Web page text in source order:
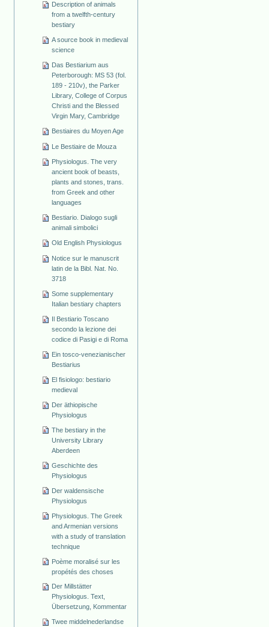
Description of animals
from a twelfth-century
bestiary
A source book in medieval
science
Das Bestiarium aus
Peterborough: MS 53 (fol.
189 - 210v), the Parker
Library, College of Corpus
Christi and the Blessed
Virgin Mary, Cambridge
Bestiaires du Moyen Age
Le Bestiaire de Mouza
Physiologus. The very
ancient book of beasts,
plants and stones, trans.
from Greek and other
languages
Bestiario. Dialogo sugli
animali simbolici
Old English Physiologus
Notice sur le manuscrit
latin de la Bibl. Nat. No.
3718
Some supplementary
Italian bestiary chapters
Il Bestiario Toscano
secondo la lezione dei
codice di Pasigi e di Roma
Ein tosco-venezianischer
Bestiarius
El fisiologo: bestiario
medieval
Der äthiopische
Physiologus
The bestiary in the
University Library
Aberdeen
Geschichte des
Physiologus
Der waldensische
Physiologus
Physiologus. The Greek
and Armenian versions
with a study of translation
technique
Poème moralisé sur les
propétés des choses
Der Millstätter
Physiologus. Text,
Übersetzung, Kommentar
Twee middelnederlandse